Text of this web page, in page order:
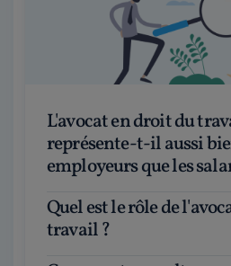
L'avocat en droit du travail
représente-t-il aussi
employeurs que les
Quel est le rôle de l'avocat en droit du
travail ?